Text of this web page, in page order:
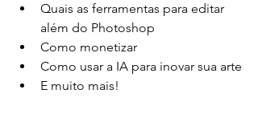
Quais as ferramentas para editar
além do Photoshop
Como monetizar
Como usar a IA para inovar sua arte
E muito mais!